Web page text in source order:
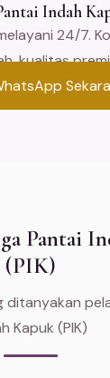
Indah
24/7.
kualitas
Pantai
(PIK)
ditanyakan
Kapuk (PIK)